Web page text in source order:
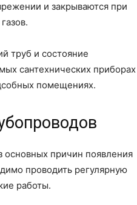
и закрываются при
труб и состояние
сантехнических приборах
помещениях.
основных причин появления
проводить регулярную
работы.